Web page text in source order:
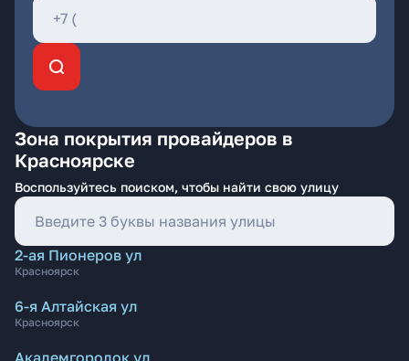
Зона покрытия провайдеров в
Красноярске
Воспользуйтесь поиском, чтобы найти свою улицу
2-ая Пионеров ул
Красноярск
6-я Алтайская ул
Красноярск
Академгородок ул